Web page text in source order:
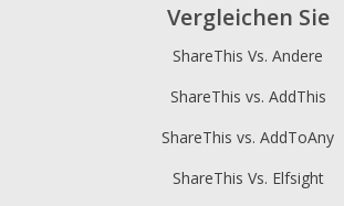
Vergleichen Sie
ShareThis Vs. Andere
ShareThis vs. AddThis
ShareThis vs. AddToAny
ShareThis Vs. Elfsight